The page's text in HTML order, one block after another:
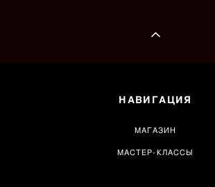
НАВИГАЦИЯ
МАГАЗИН
МАСТЕР-КЛАССЫ